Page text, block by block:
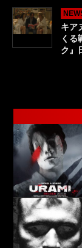
キア
くる
ク』